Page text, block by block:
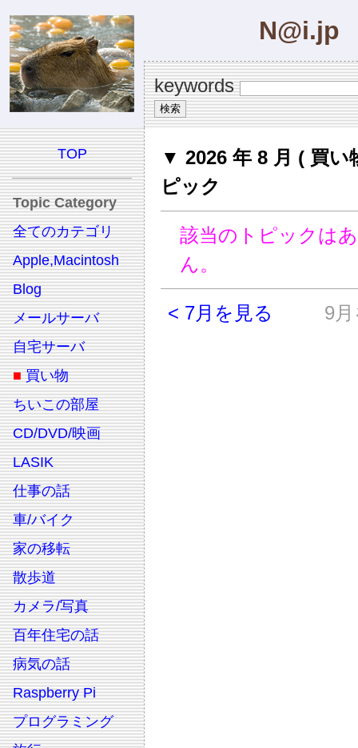
N@i.jp
keywords
TOP
Topic Category
全てのカテゴリ
Apple,Macintosh
Blog
メールサーバ
自宅サーバ
■ 買い物
ちいこの部屋
CD/DVD/映画
LASIK
仕事の話
車/バイク
家の移転
散歩道
カメラ/写真
百年住宅の話
病気の話
Raspberry Pi
プログラミング
▼ 2026 年 8 月 ( 買い
ピック
該当のトピックは
ん。
< 7月を見る 9